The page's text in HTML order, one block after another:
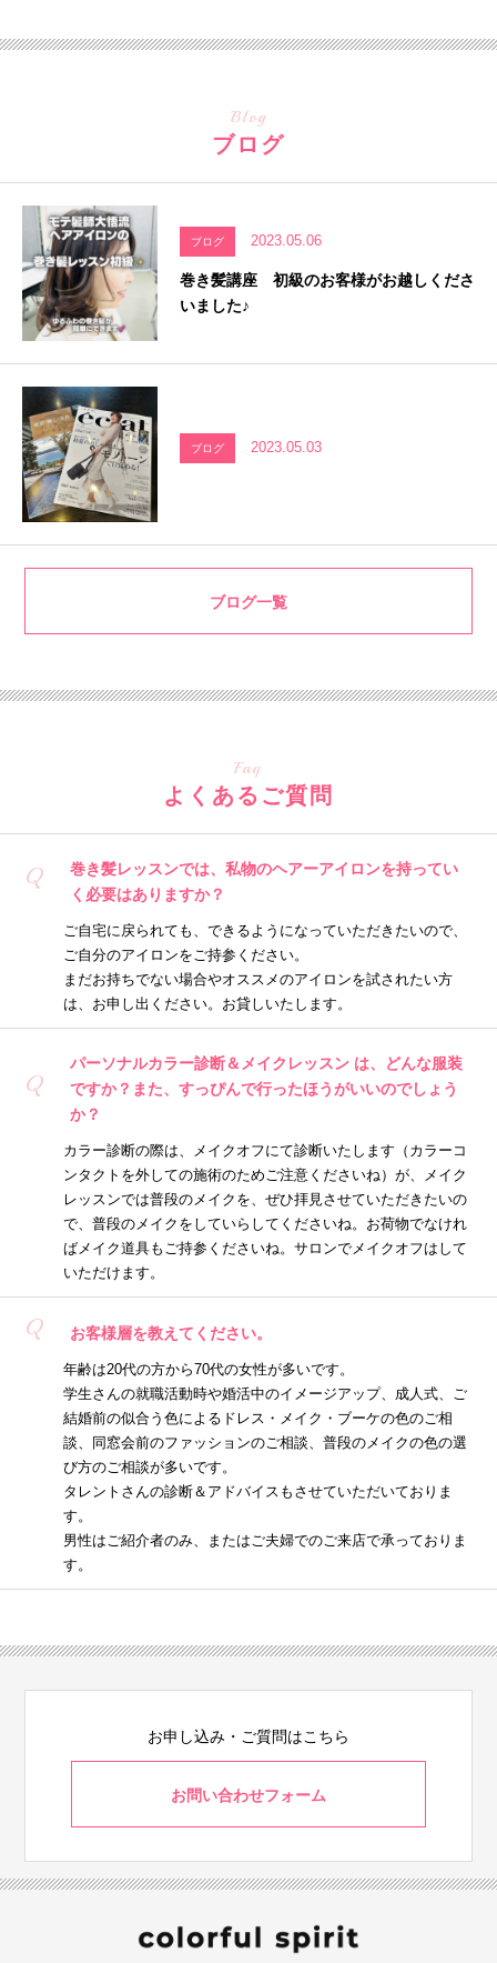
Blog
ブログ
ブログ 2023.05.06
巻き髪講座 初級のお客様がお越しくださ
いました♪
ブログ 2023.05.03
ブログ一覧
Faq
よくあるご質問
Q
巻き髪レッスンでは、私物のヘアーアイロンを持ってい
く必要はありますか？
ご自宅に戻られても、できるようになっていただきたいので、
ご自分のアイロンをご持参ください。
まだお持ちでない場合やオススメのアイロンを試されたい方
は、お申し出ください。お貸しいたします。
Q
パーソナルカラー診断＆メイクレッスン は、どんな服装
ですか？また、すっぴんで行ったほうがいいのでしょう
か？
カラー診断の際は、メイクオフにて診断いたします（カラーコ
ンタクトを外しての施術のためご注意くださいね）が、メイク
レッスンでは普段のメイクを、ぜひ拝見させていただきたいの
で、普段のメイクをしていらしてくださいね。お荷物でなけれ
ばメイク道具もご持参くださいね。サロンでメイクオフはして
いただけます。
Q お客様層を教えてください。
年齢は20代の方から70代の女性が多いです。
学生さんの就職活動時や婚活中のイメージアップ、成人式、ご
結婚前の似合う色によるドレス・メイク・ブーケの色のご相
談、同窓会前のファッションのご相談、普段のメイクの色の選
び方のご相談が多いです。
タレントさんの診断＆アドバイスもさせていただいておりま
す。
男性はご紹介者のみ、またはご夫婦でのご来店で承っておりま
す。
お申し込み・ご質問はこちら
お問い合わせフォーム